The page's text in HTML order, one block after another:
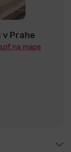
Prahe
na mape